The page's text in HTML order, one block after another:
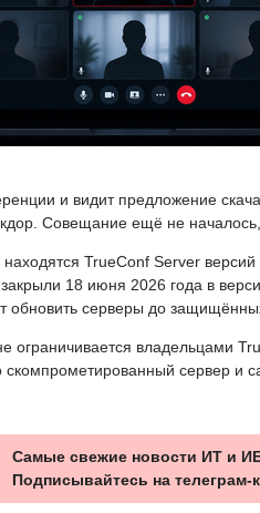
и видит предложение
Совещание ещё не
TrueConf Server
18 июня 2026 года в
обновить серверы до
ограничивается владельцами
скомпрометированный сервер и
Самые свежие новости ИТ и
Подписывайтесь на телеграм-